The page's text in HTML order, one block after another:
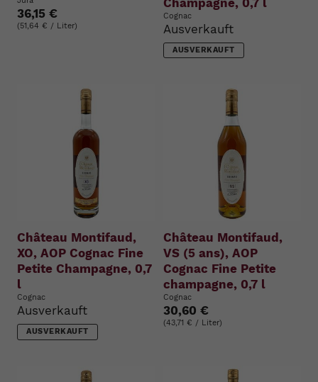
36,15 €
(51,64 € / Liter)
Cognac
Ausverkauft
AUSVERKAUFT
Château Montifaud,
XO, AOP Cognac Fine
Petite Champagne, 0,7
l
Cognac
Ausverkauft
AUSVERKAUFT
Château Montifaud,
VS (5 ans), AOP
Cognac Fine Petite
champagne, 0,7 l
Cognac
30,60 €
(43,71 € / Liter)